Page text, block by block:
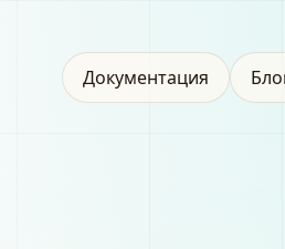
Документация